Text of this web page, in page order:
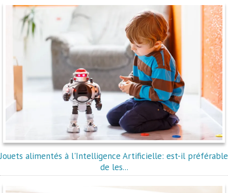
Jouets alimentés à l'Intelligence Artificielle: est-il préférable
de les...